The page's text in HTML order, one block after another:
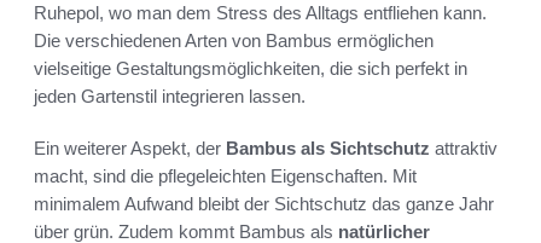
Ruhepol, wo man dem Stress des Alltags entfliehen kann.
Die verschiedenen Arten von Bambus ermöglichen
vielseitige Gestaltungsmöglichkeiten, die sich perfekt in
jeden Gartenstil integrieren lassen.
Ein weiterer Aspekt, der Bambus als Sichtschutz attraktiv
macht, sind die pflegeleichten Eigenschaften. Mit
minimalem Aufwand bleibt der Sichtschutz das ganze Jahr
über grün. Zudem kommt Bambus als natürlicher